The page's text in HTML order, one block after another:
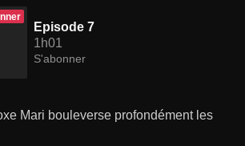
Episode 7
1h01
S'abonner
Mari bouleverse profondément les